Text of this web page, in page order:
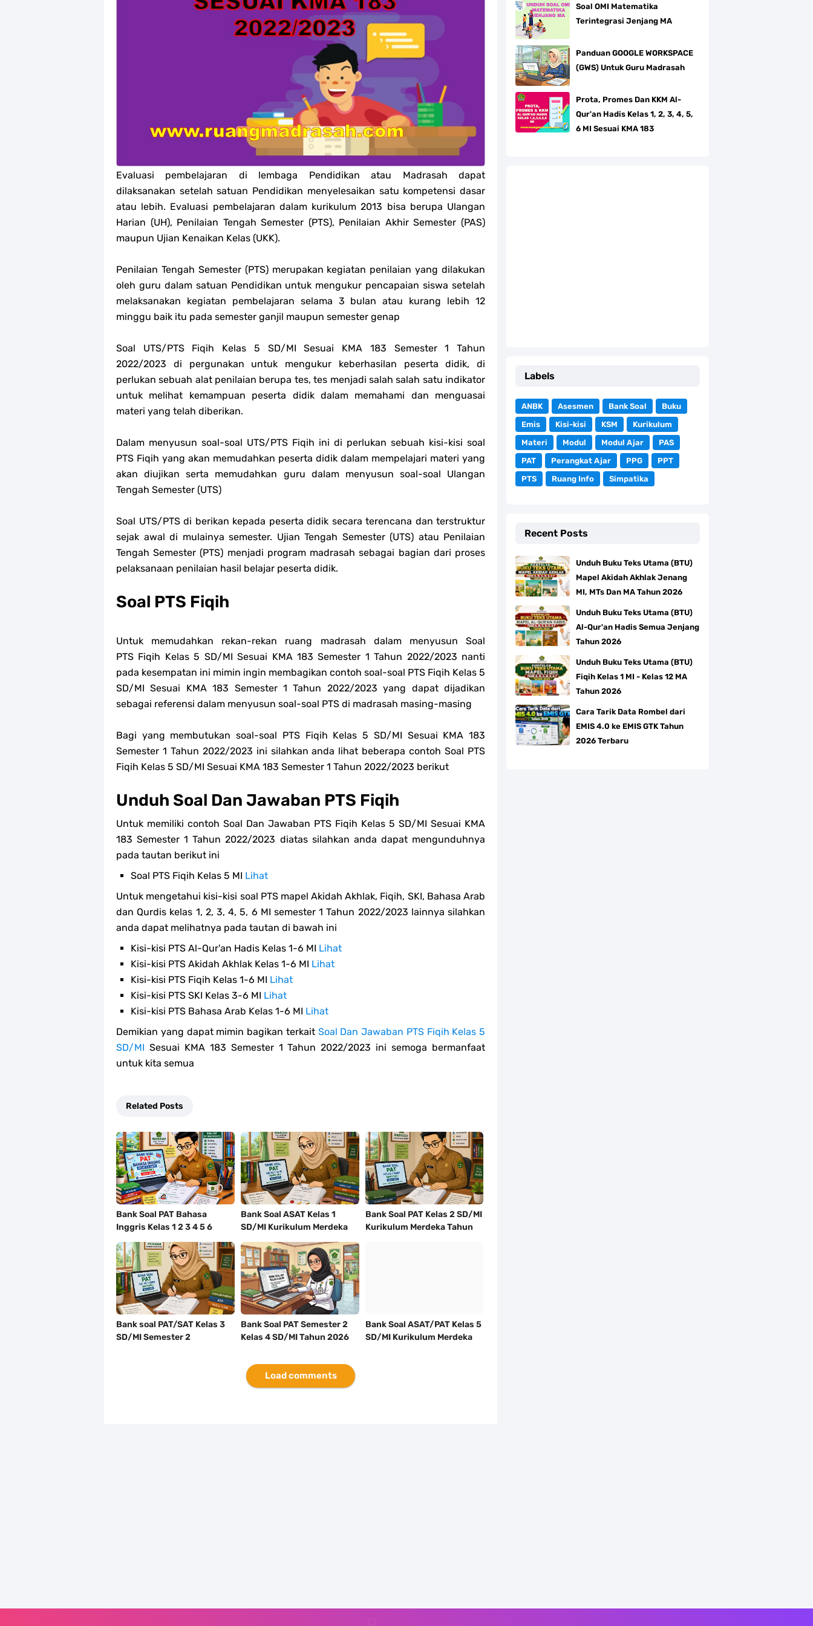
Jawaban Tugas Mandiri Dan Tugas Refleksi Modul Pedagogik SKI PPG 2025
Jawaban Tugas Mandiri Dan Tugas Refleksi Modul Pedagogik Fiqih PPG 2025
Jawaban Tugas Mandiri Dan Tugas Refleksi Modul Pedagogik Akidah Akhlak PPG 2025
Jawaban Tugas Mandiri Dan Tugas Refleksi Modul Pedagogik Al-Qur'an Hadis PPG 2025
Soal OMI Geografi Terintegrasi Jenjang MA
Soal OMI Ekonomi Terintegrasi Jenjang MA
Soal OMI KIMIA Terintegrasi Jenjang MA
Unduh Buku Teks Utama (BTU) Mapel Akidah Akhlak Jenang MI, MTs Dan MA Tahun 2026
Evaluasi pembelajaran di lembaga Pendidikan atau Madrasah dapat
dilaksanakan setelah satuan Pendidikan menyelesaikan satu kompetensi dasar
atau lebih. Evaluasi pembelajaran dalam kurikulum 2013 bisa berupa Ulangan
Harian (UH), Penilaian Tengah Semester (PTS), Penilaian Akhir Semester (PAS)
maupun Ujian Kenaikan Kelas (UKK).
Penilaian Tengah Semester (PTS) merupakan kegiatan penilaian yang dilakukan
oleh guru dalam satuan Pendidikan untuk mengukur pencapaian siswa setelah
melaksanakan kegiatan pembelajaran selama 3 bulan atau kurang lebih 12
minggu baik itu pada semester ganjil maupun semester genap
Soal UTS/PTS Fiqih Kelas 5 SD/MI Sesuai KMA 183 Semester 1 Tahun
2022/2023 di pergunakan untuk mengukur keberhasilan peserta didik, di
perlukan sebuah alat penilaian berupa tes, tes menjadi salah salah satu indikator
untuk melihat kemampuan peserta didik dalam memahami dan menguasai
materi yang telah diberikan.
Dalam menyusun soal-soal UTS/PTS Fiqih ini di perlukan sebuah kisi-kisi soal
PTS Fiqih yang akan memudahkan peserta didik dalam mempelajari materi yang
akan diujikan serta memudahkan guru dalam menyusun soal-soal Ulangan
Tengah Semester (UTS)
Soal UTS/PTS di berikan kepada peserta didik secara terencana dan terstruktur
sejak awal di mulainya semester. Ujian Tengah Semester (UTS) atau Penilaian
Tengah Semester (PTS) menjadi program madrasah sebagai bagian dari proses
pelaksanaan penilaian hasil belajar peserta didik.
Soal PTS Fiqih
Untuk memudahkan rekan-rekan ruang madrasah dalam menyusun Soal
PTS Fiqih Kelas 5 SD/MI Sesuai KMA 183 Semester 1 Tahun 2022/2023 nanti
pada kesempatan ini mimin ingin membagikan contoh soal-soal PTS Fiqih Kelas 5
SD/MI Sesuai KMA 183 Semester 1 Tahun 2022/2023 yang dapat dijadikan
sebagai referensi dalam menyusun soal-soal PTS di madrasah masing-masing
Bagi yang membutukan soal-soal PTS Fiqih Kelas 5 SD/MI Sesuai KMA 183
Semester 1 Tahun 2022/2023 ini silahkan anda lihat beberapa contoh Soal PTS
Fiqih Kelas 5 SD/MI Sesuai KMA 183 Semester 1 Tahun 2022/2023 berikut
Unduh Soal Dan Jawaban PTS Fiqih
Untuk memiliki contoh Soal Dan Jawaban PTS Fiqih Kelas 5 SD/MI Sesuai KMA
183 Semester 1 Tahun 2022/2023 diatas silahkan anda dapat mengunduhnya
pada tautan berikut ini
Soal PTS Fiqih Kelas 5 MI Lihat
Untuk mengetahui kisi-kisi soal PTS mapel Akidah Akhlak, Fiqih, SKI, Bahasa Arab
dan Qurdis kelas 1, 2, 3, 4, 5, 6 MI semester 1 Tahun 2022/2023 lainnya silahkan
anda dapat melihatnya pada tautan di bawah ini
Kisi-kisi PTS Al-Qur'an Hadis Kelas 1-6 MI Lihat
Kisi-kisi PTS Akidah Akhlak Kelas 1-6 MI Lihat
Kisi-kisi PTS Fiqih Kelas 1-6 MI Lihat
Kisi-kisi PTS SKI Kelas 3-6 MI Lihat
Kisi-kisi PTS Bahasa Arab Kelas 1-6 MI Lihat
Demikian yang dapat mimin bagikan terkait Soal Dan Jawaban PTS Fiqih Kelas 5
SD/MI Sesuai KMA 183 Semester 1 Tahun 2022/2023 ini semoga bermanfaat
untuk kita semua
Related Posts
Bank Soal PAT Bahasa
Inggris Kelas 1 2 3 4 5 6
SD/MI Kurikulum Merdeka
Bank Soal ASAT Kelas 1
SD/MI Kurikulum Merdeka
Tahun 2026
Bank Soal PAT Kelas 2 SD/MI
Kurikulum Merdeka Tahun
Bank soal PAT/SAT Kelas 3
SD/MI Semester 2
Bank Soal PAT Semester 2
Kelas 4 SD/MI Tahun 2026
Bank Soal ASAT/PAT Kelas 5
SD/MI Kurikulum Merdeka
Load comments
Soal OMI Matematika
Terintegrasi Jenjang MA
Panduan GOOGLE WORKSPACE
(GWS) Untuk Guru Madrasah
Prota, Promes Dan KKM Al-
Qur'an Hadis Kelas 1, 2, 3, 4, 5,
6 MI Sesuai KMA 183
Labels
ANBK Asesmen Bank Soal
Buku
Emis
Kisi-kisi KSM
Kurikulum
Materi
Modul Modul Ajar
PAS
PAT
Perangkat Ajar PPG
PPT
PTS
Ruang Info Simpatika
Recent Posts
Unduh Buku Teks Utama (BTU)
Mapel Akidah Akhlak Jenang
MI, MTs Dan MA Tahun 2026
Unduh Buku Teks Utama (BTU)
Al-Qur'an Hadis Semua Jenjang
Tahun 2026
Unduh Buku Teks Utama (BTU)
Fiqih Kelas 1 MI - Kelas 12 MA
Tahun 2026
Cara Tarik Data Rombel dari
EMIS 4.0 ke EMIS GTK Tahun
2026 Terbaru